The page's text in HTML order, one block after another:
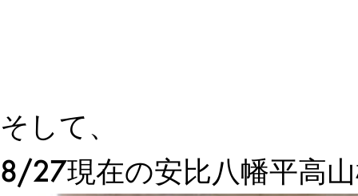
そして、
8/27現在の安比八幡平高